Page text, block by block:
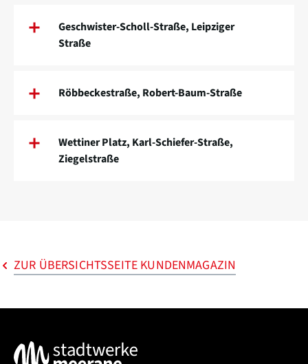
Geschwister-Scholl-Straße, Leipziger
Straße
Röbbeckestraße, Robert-Baum-Straße
Wettiner Platz, Karl-Schiefer-Straße,
Ziegelstraße
ZUR ÜBERSICHTSSEITE KUNDENMAGAZIN
Service & Kontakt